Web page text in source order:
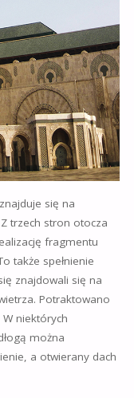
się na
trzech stron otocza
fragmentu
także spełnienie
znajdowali się na
Potraktowano
niektórych
można
a otwierany dach